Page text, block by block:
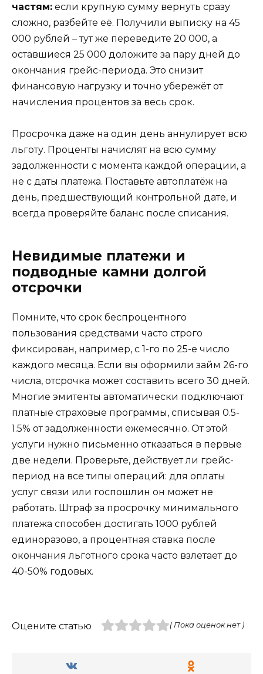
частям: если крупную сумму вернуть сразу
сложно, разбейте её. Получили выписку на 45
000 рублей – тут же переведите 20 000, а
оставшиеся 25 000 доложите за пару дней до
окончания грейс-периода. Это снизит
финансовую нагрузку и точно убережёт от
начисления процентов за весь срок.
Просрочка даже на один день аннулирует всю
льготу. Проценты начислят на всю сумму
задолженности с момента каждой операции, а
не с даты платежа. Поставьте автоплатёж на
день, предшествующий контрольной дате, и
всегда проверяйте баланс после списания.
Невидимые платежи и
подводные камни долгой
отсрочки
Помните, что срок беспроцентного
пользования средствами часто строго
фиксирован, например, с 1-го по 25-е число
каждого месяца. Если вы оформили займ 26-го
числа, отсрочка может составить всего 30 дней.
Многие эмитенты автоматически подключают
платные страховые программы, списывая 0.5-
1.5% от задолженности ежемесячно. От этой
услуги нужно письменно отказаться в первые
две недели. Проверьте, действует ли грейс-
период на все типы операций: для оплаты
услуг связи или госпошлин он может не
работать. Штраф за просрочку минимального
платежа способен достигать 1000 рублей
единоразово, а процентная ставка после
окончания льготного срока часто взлетает до
40-50% годовых.
Оцените статью ( Пока оценок нет )